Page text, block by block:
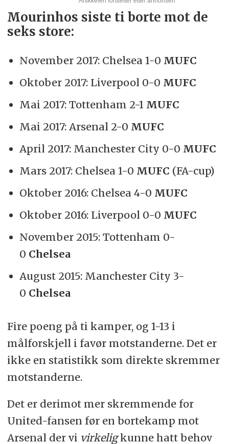
Mourinhos siste ti borte mot de
seks store:
November 2017: Chelsea 1-0 MUFC
Oktober 2017: Liverpool 0-0 MUFC
Mai 2017: Tottenham 2-1 MUFC
Mai 2017: Arsenal 2-0 MUFC
April 2017: Manchester City 0-0 MUFC
Mars 2017: Chelsea 1-0 MUFC (FA-cup)
Oktober 2016: Chelsea 4-0 MUFC
Oktober 2016: Liverpool 0-0 MUFC
November 2015: Tottenham 0-
0 Chelsea
August 2015: Manchester City 3-
0 Chelsea
Fire poeng på ti kamper, og 1-13 i
målforskjell i favør motstanderne. Det er
ikke en statistikk som direkte skremmer
motstanderne.
Det er derimot mer skremmende for
United-fansen før en bortekamp mot
Arsenal der vi virkeligkunne hatt behov